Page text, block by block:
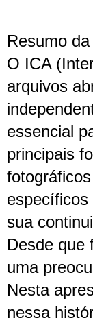
Resumo
O ICA
arquivos
essencial
principais
específicos
sua
Desde que
uma
Nesta
nessa